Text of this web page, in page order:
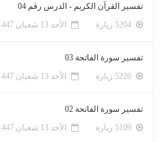
تفسير القرآن الكريم - الدرس رقم 04
الأحد 13 شعبان 1447ﻫ 1-2-2026م
تفسير سورة الفاتحة 03
الأحد 13 شعبان 1447ﻫ 1-2-2026م
تفسير سورة الفاتحة 02
الأحد 13 شعبان 1447ﻫ 1-2-2026م